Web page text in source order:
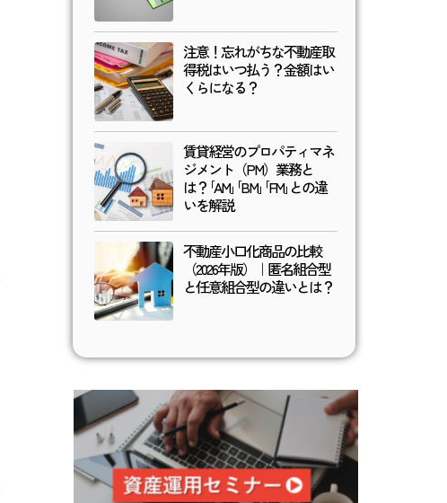
注意！忘れがちな不動産取
得税はいつ払う？金額はい
くらになる？
賃貸経営のプロパティマネ
ジメント（PM）業務と
は？｢AM｣｢BM｣｢FM｣との違
いを解説
不動産小口化商品の比較
（2026年版）｜匿名組合型
と任意組合型の違いとは？